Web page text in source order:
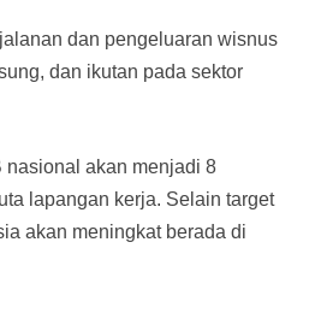
dan pengeluaran wisnus
dan ikutan pada sektor
nasional akan menjadi 8
lapangan kerja. Selain target
akan meningkat berada di